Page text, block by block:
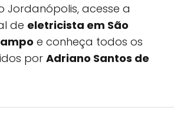
Jordanópolis, acesse a
de eletricista em São
e conheça todos os
por Adriano Santos de